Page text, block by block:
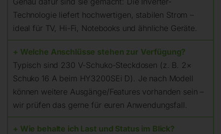
Technologie liefert hochwertigen, stabilen Strom –
ideal für TV, Hi-Fi, Notebooks und ähnliche Geräte.
+ Welche Anschlüsse stehen zur Verfügung?
Typisch sind 230 V-Schuko-Steckdosen (z. B. 2×
Schuko 16 A beim HY3200SEi D). Je nach Modell
können weitere Ausgänge/Features vorhanden sein –
wir prüfen das gerne für euren Anwendungsfall.
+ Wie behalte ich Last und Status im Blick?